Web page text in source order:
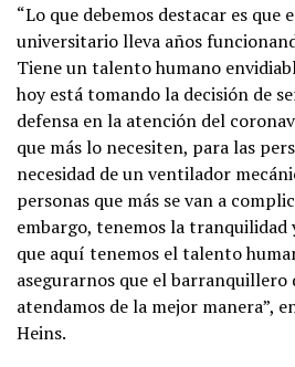
“Lo que debemos destacar es que
universitario lleva años
Tiene un talento humano
hoy está tomando la decisión de
defensa en la atención del
que más lo necesiten, para las
necesidad de un ventilador
personas que más se van a
embargo, tenemos la tranquilidad
que aquí tenemos el talento
asegurarnos que el barranquillero
atendamos de la mejor manera”,
Heins.